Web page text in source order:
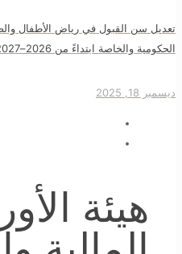
تعديل سن القبول في رياض الأطفال
الحكومية والخاصة ابتداءً من 2026–2027
ديسمبر 18, 2025
هيئة